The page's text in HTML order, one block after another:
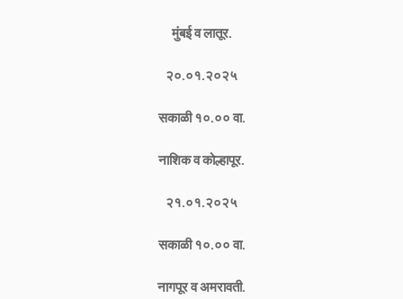
मुंबई व लातूर.
२०.०१.२०२५
सकाळी १०.०० वा.
नाशिक व कोल्हापूर.
२१.०१.२०२५
सकाळी १०.०० वा.
नागपूर व अमरावती.